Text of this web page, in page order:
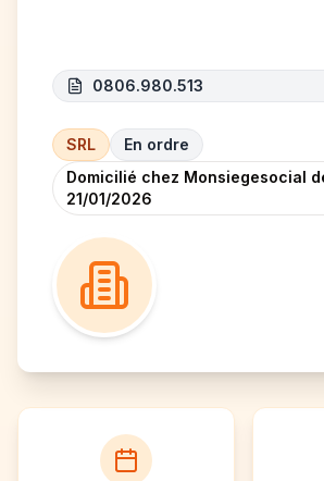
0806.980.513
SRL
En ordre
Domicilié chez Monsiegesocial
21/01/2026